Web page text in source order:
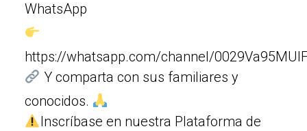
WhatsApp
https://whatsapp.com/channel/
Y comparta con sus familiares y
conocidos.
Inscríbase en nuestra Plataforma de